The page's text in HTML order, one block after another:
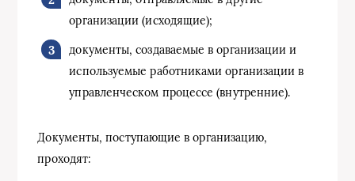
организации (исходящие);
документы, создаваемые в организации и
используемые работниками организации в
управленческом процессе (внутренние).
Документы, поступающие в организацию,
проходят: